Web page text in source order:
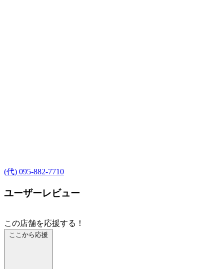
(代) 095-882-7710
ユーザーレビュー
この店舗を応援する！
ここから応援